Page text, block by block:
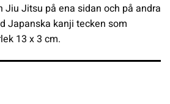
Jiu Jitsu på ena sidan och på andra
Japanska kanji tecken som
13 x 3 cm.